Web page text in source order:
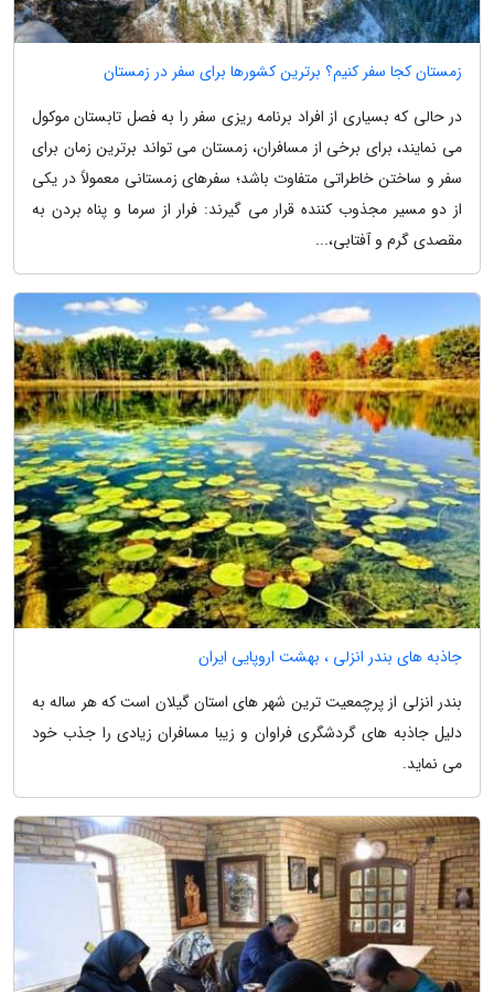
زمستان کجا سفر کنیم؟ برترین کشورها برای سفر در زمستان
در حالی که بسیاری از افراد برنامه ریزی سفر را به فصل تابستان موکول
می نمایند، برای برخی از مسافران، زمستان می تواند برترین زمان برای
سفر و ساختن خاطراتی متفاوت باشد؛ سفرهای زمستانی معمولاً در یکی
از دو مسیر مجذوب کننده قرار می گیرند: فرار از سرما و پناه بردن به
مقصدی گرم و آفتابی،...
جاذبه های بندر انزلی ، بهشت اروپایی ایران
بندر انزلی از پرچمعیت ترین شهر های استان گیلان است که هر ساله به
دلیل جاذبه های گردشگری فراوان و زیبا مسافران زیادی را جذب خود
می نماید.